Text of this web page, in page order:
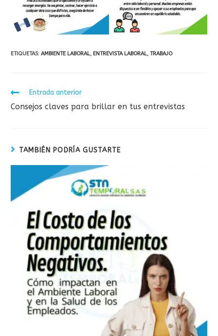
ETIQUETAS:AMBIENTE LABORAL, ENTREVISTA LABORAL, TRABAJO
Leer
artículos
Entrada anterior
Consejos claves para brillar en tus entrevistas
TAMBIÉN PODRÍA GUSTARTE